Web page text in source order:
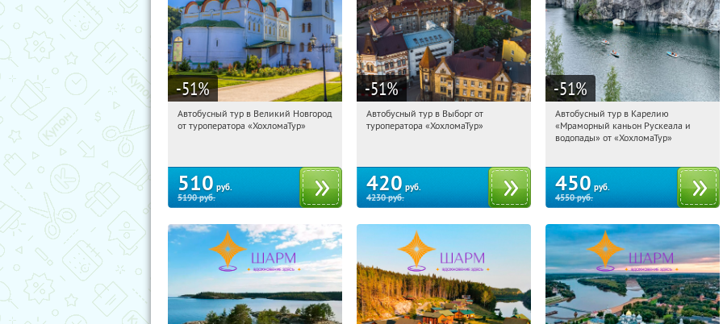
-51%
18:14:13 Купили:2
Автобусный тур в Великий Новгород
от туроператора «ХохломаТур»
510 руб.
5190руб.
-51%
18:14:13 Купили:
Автобусный тур в Выборг от
туроператора «ХохломаТур»
420 руб.
4230руб.
-51%
18:14:13 Купили:
Сенная площадь
Автобусный тур в Карелию
«Мраморный каньон Рускеала и
водопады» от «ХохломаТур»
450 руб.
4550руб.